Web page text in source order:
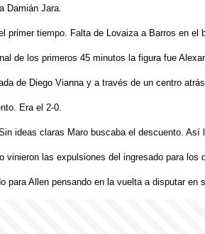
Damián Jara.
primer tiempo. Falta de Lovaiza a Barros en el
de los primeros 45 minutos la figura fue
de Diego Vianna y a través de un centro
Era el 2-0.
ideas claras Maro buscaba el descuento.
vinieron las expulsiones del ingresado para
para Allen pensando en la vuelta a disputar en